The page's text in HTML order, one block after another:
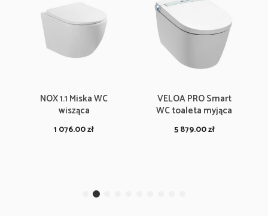
NOX 1.1 Miska WC
wisząca
1 076.00zł
VELOA PRO Smart
WC toaleta myjąca
5 879.00zł